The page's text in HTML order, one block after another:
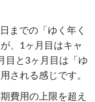
までの「ゆく年く
、1ヶ月目はキャ
目と3ヶ月目は「ゆ
される感じです。
費用の上限を超え